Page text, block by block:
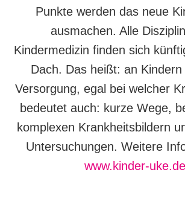
Punkte werden das neue
ausmachen. Alle
Kindermedizin finden sich
Dach. Das heißt: an
Versorgung, egal bei welcher
bedeutet auch: kurze Wege,
komplexen Krankheitsbildern
Untersuchungen. Weitere
www.kinder-uke.de